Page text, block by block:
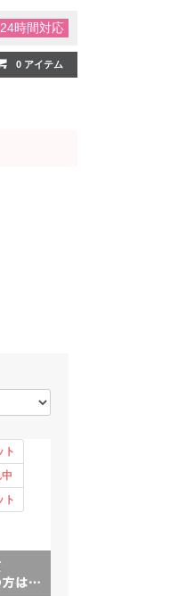
24時間対応
0 アイテム